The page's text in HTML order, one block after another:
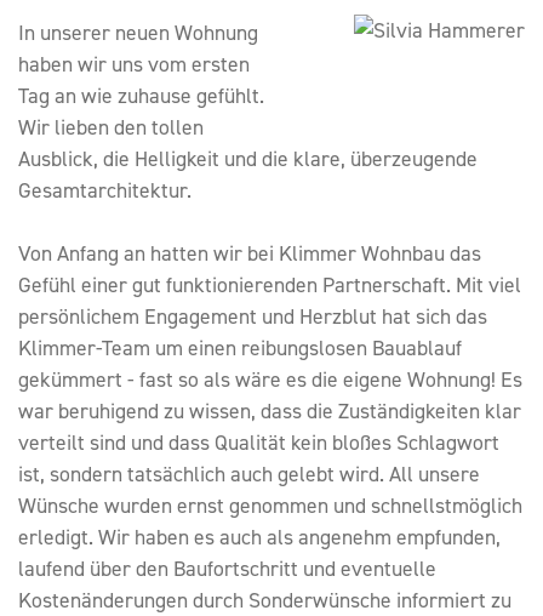
In unserer neuen Wohnung
haben wir uns vom ersten
Tag an wie zuhause gefühlt.
Wir lieben den tollen
Ausblick, die Helligkeit und die klare, überzeugende
Gesamtarchitektur.
Von Anfang an hatten wir bei Klimmer Wohnbau das
Gefühl einer gut funktionierenden Partnerschaft. Mit viel
persönlichem Engagement und Herzblut hat sich das
Klimmer-Team um einen reibungslosen Bauablauf
gekümmert - fast so als wäre es die eigene Wohnung! Es
war beruhigend zu wissen, dass die Zuständigkeiten klar
verteilt sind und dass Qualität kein bloßes Schlagwort
ist, sondern tatsächlich auch gelebt wird. All unsere
Wünsche wurden ernst genommen und schnellstmöglich
erledigt. Wir haben es auch als angenehm empfunden,
laufend über den Baufortschritt und eventuelle
Kostenänderungen durch Sonderwünsche informiert zu